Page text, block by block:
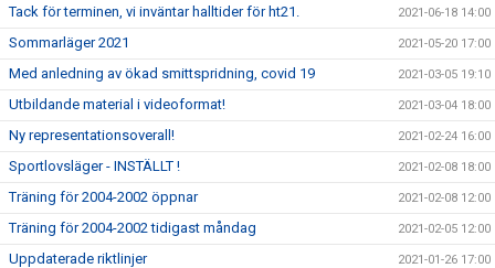
Tack för terminen, vi inväntar halltider för ht21. 2021-06-18 14:00
Sommarläger 2021 2021-05-20 17:00
Med anledning av ökad smittspridning, covid 19 2021-03-05 19:10
Utbildande material i videoformat! 2021-03-04 18:00
Ny representationsoverall! 2021-02-24 16:00
Sportlovsläger - INSTÄLLT ! 2021-02-08 18:00
Träning för 2004-2002 öppnar 2021-02-08 12:00
Träning för 2004-2002 tidigast måndag 2021-02-05 12:00
Uppdaterade riktlinjer 2021-01-26 17:00